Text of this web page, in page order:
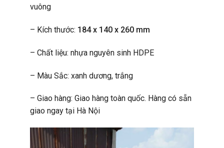
vuông
– Kích thước: 184 x 140 x 260 mm
– Chất liệu: nhựa nguyên sinh HDPE
– Màu Sắc: xanh dương, trắng
– Giao hàng: Giao hàng toàn quốc. Hàng có sẵn
giao ngay tại Hà Nội